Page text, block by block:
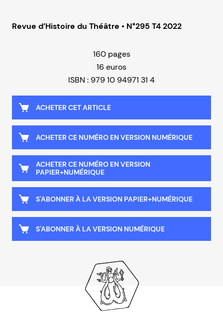
Revue d’Histoire du Théâtre • N°295 T4 2022
160 pages
16 euros
ISBN : 979 10 94971 31 4
ACHETER CET ARTICLE
ACHETER CE NUMÉRO EN VERSION NUMÉRIQUE
ACHETER CE NUMÉRO EN VERSION
PAPIER+NUMÉRIQUE
S'ABONNER À LA VERSION PAPIER+NUMÉRIQUE
S'ABONNER À LA VERSION NUMÉRIQUE